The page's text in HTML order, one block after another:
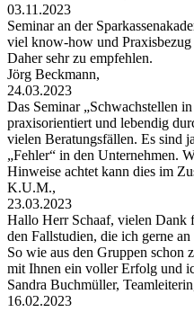
03.11.2023
Seminar an der
viel know-how und
Daher sehr zu empfehlen.
Jörg Beckmann,
24.03.2023
Das Seminar „Schwachstellen
praxisorientiert und lebendig
vielen Beratungsfällen. Es sind
„Fehler“ in den Unternehmen.
Hinweise achtet kann dies im
K.U.M.,
23.03.2023
Hallo Herr Schaaf, vielen Dank
den Fallstudien, die ich gerne
So wie aus den Gruppen schon
mit Ihnen ein voller Erfolg und
Sandra Buchmüller,
16.02.2023